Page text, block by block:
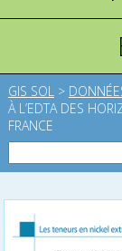
GIS SOL >
À L’EDTA DES
FRANCE